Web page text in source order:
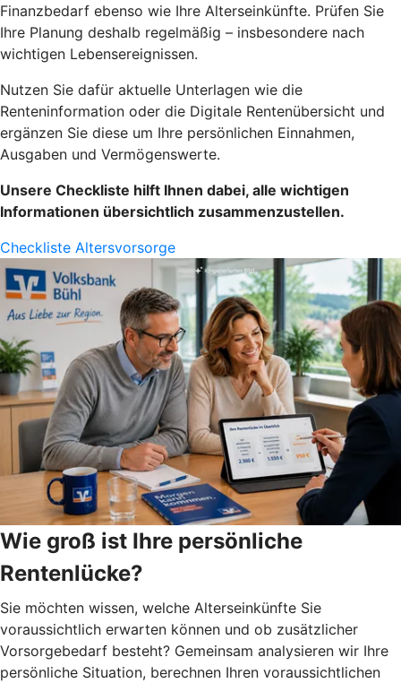
Finanzbedarf ebenso wie Ihre Alterseinkünfte. Prüfen Sie
Ihre Planung deshalb regelmäßig – insbesondere nach
wichtigen Lebensereignissen.
Nutzen Sie dafür aktuelle Unterlagen wie die
Renteninformation oder die Digitale Rentenübersicht und
ergänzen Sie diese um Ihre persönlichen Einnahmen,
Ausgaben und Vermögenswerte.
Unsere Checkliste hilft Ihnen dabei, alle wichtigen
Informationen übersichtlich zusammenzustellen.
Checkliste Altersvorsorge
Wie groß ist Ihre persönliche
Rentenlücke?
Sie möchten wissen, welche Alterseinkünfte Sie
voraussichtlich erwarten können und ob zusätzlicher
Vorsorgebedarf besteht? Gemeinsam analysieren wir Ihre
persönliche Situation, berechnen Ihren voraussichtlichen